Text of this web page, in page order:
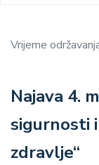
Vrijeme
Najava 4.
sigurnosti
zdravlje“